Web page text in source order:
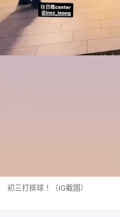
初三打排球！（IG截圖）